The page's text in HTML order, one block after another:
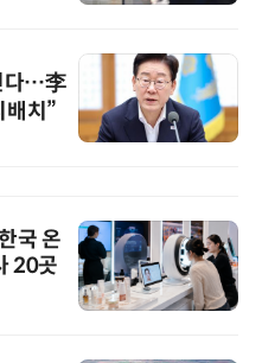
다…李
치”
국 온
20곳